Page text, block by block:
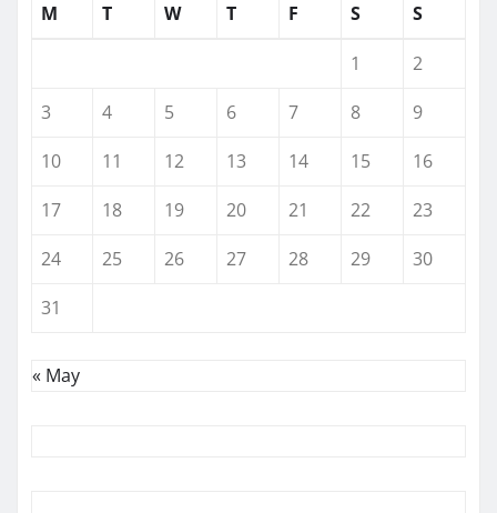
M
T W T F S S
1
2
3
4 5 6 7 8
9
10
11 12 13 14 15
16
17
18 19 20 21 22
23
24
25 26 27 28 29
30
31
« May